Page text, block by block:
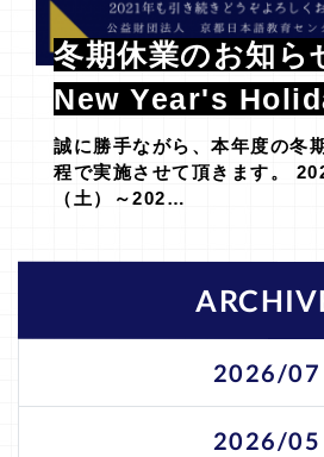
冬期休業のお知
New Year's
誠に勝手ながら、本年度の冬
程で実施させて頂きます。
（土）～202…
2026/07
2026/05